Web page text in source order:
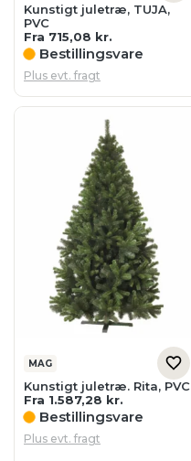
Kunstigt juletræ, TUJA,
PVC
Fra 715,08 kr.
Bestillingsvare
Plus evt. fragt
MAG
Kunstigt juletræ. Rita, PVC
Fra 1.587,28 kr.
Bestillingsvare
Plus evt. fragt